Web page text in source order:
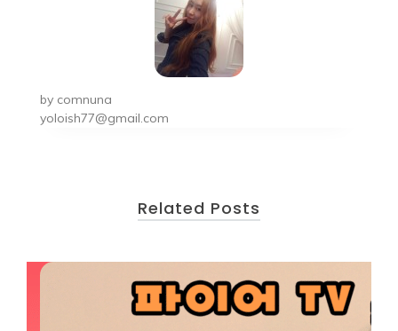
by comnuna
yoloish77@gmail.com
Related Posts